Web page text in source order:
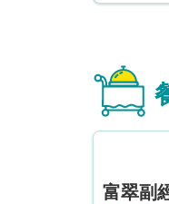
富翠副